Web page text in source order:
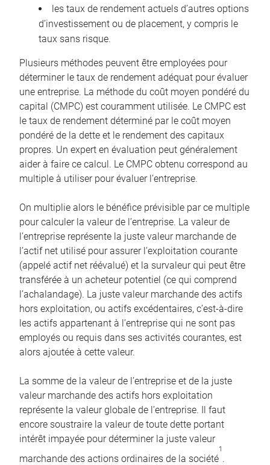
les taux de rendement actuels d’autres options
d’investissement ou de placement, y compris le
taux sans risque.
Plusieurs méthodes peuvent être employées pour
déterminer le taux de rendement adéquat pour évaluer
une entreprise. La méthode du coût moyen pondéré du
capital (CMPC) est couramment utilisée. Le CMPC est
le taux de rendement déterminé par le coût moyen
pondéré de la dette et le rendement des capitaux
propres. Un expert en évaluation peut généralement
aider à faire ce calcul. Le CMPC obtenu correspond au
multiple à utiliser pour évaluer l’entreprise.
On multiplie alors le bénéfice prévisible par ce multiple
pour calculer la valeur de l’entreprise. La valeur de
l’entreprise représente la juste valeur marchande de
l’actif net utilisé pour assurer l’exploitation courante
(appelé actif net réévalué) et la survaleur qui peut être
transférée à un acheteur potentiel (ce qui comprend
l’achalandage). La juste valeur marchande des actifs
hors exploitation, ou actifs excédentaires, c’est-à-dire
les actifs appartenant à l’entreprise qui ne sont pas
employés ou requis dans ses activités courantes, est
alors ajoutée à cette valeur.
La somme de la valeur de l’entreprise et de la juste
valeur marchande des actifs hors exploitation
représente la valeur globale de l’entreprise. Il faut
encore soustraire la valeur de toute dette portant
intérêt impayée pour déterminer la juste valeur
marchande des actions ordinaires de la société
1
.